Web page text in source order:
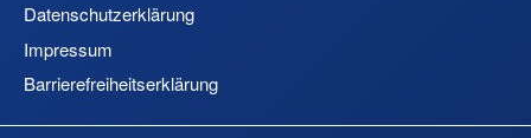
Datenschutzerklärung
Impressum
Barrierefreiheitserklärung